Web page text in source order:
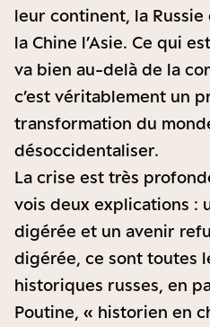
leur continent, la Russie
la Chine l’Asie. Ce qui
va bien au-delà de la
c’est véritablement un
transformation du
désoccidentaliser.
La crise est très
vois deux explications :
digérée et un avenir
digérée, ce sont toutes
historiques russes, en
Poutine, « historien en